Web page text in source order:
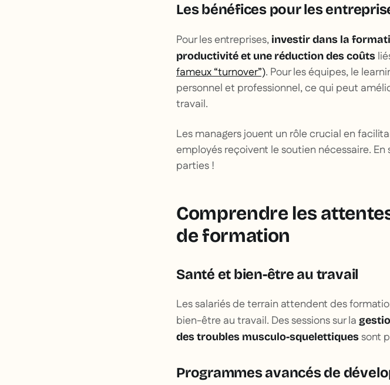
Les bénéfices pour les
Pour les entreprises, investir dans la
productivité et une réduction des coûts
fameux “turnover”). Pour les équipes, le
personnel et professionnel, ce qui peut
travail.
Les managers jouent un rôle crucial en
employés reçoivent le soutien nécessaire.
parties !
Comprendre les
de formation
Santé et bien-être au travail
Les salariés de terrain attendent des
bien-être au travail. Des sessions sur la
des troubles musculo-squelettiquessont
Programmes avancés de